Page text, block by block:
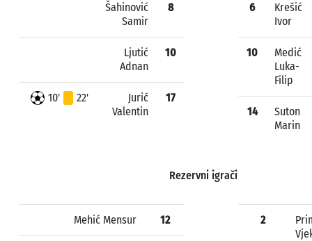
Šahinović
Samir
8
Ljutić
Adnan
10
10' 22'
Jurić
Valentin
17
6
Krešić
Ivor
10
Medić
Luka-
Filip
14
Suton
Marin
Rezervni igrači
Mehić Mensur 12 2